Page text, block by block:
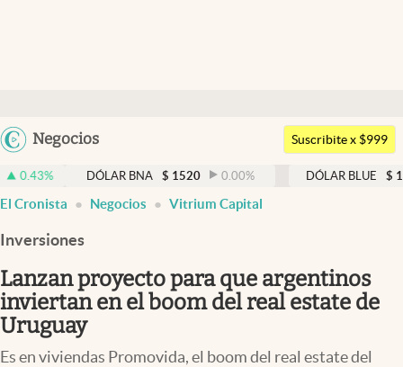
Argentina
Uruguay
Negocios
Members
Economía y Política
Finanzas y Mercados
Mercados Online
Negocios
Columnistas
Suscribite x $999
DÓLAR BNA $ 1520 0.00% DÓLAR BLUE $ 1525 -
El Cronista Negocios Vitrium Capital
Inversiones
Lanzan proyecto para que argentinos
inviertan en el boom del real estate de
Uruguay
Es en viviendas Promovida, el boom del real estate del